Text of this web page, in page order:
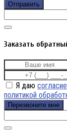
Отправить
Заказать
Я даю согласие
политикой
Перезвоните мне